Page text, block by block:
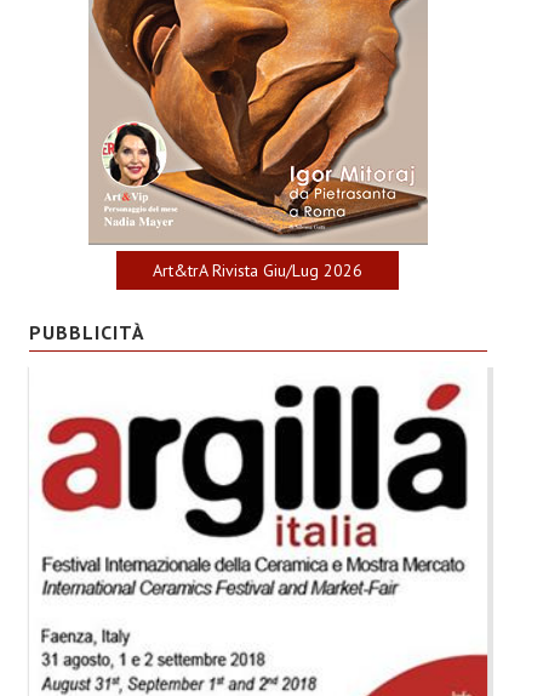
Art&trA Rivista Giu/Lug 2026
PUBBLICITÀ